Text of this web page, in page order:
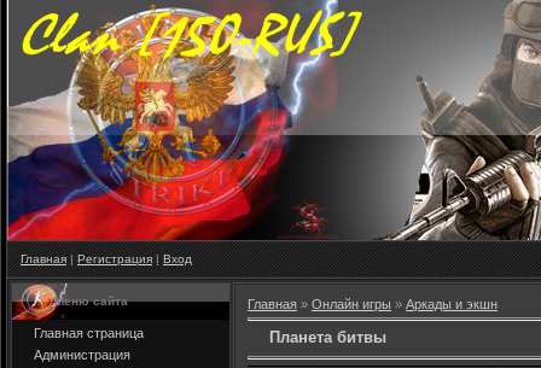
Главная |Регистрация|Вход
Меню сайта
Главная страница
Администрация
Главная » Онлайн игры » Аркады и экшн
Планета битвы